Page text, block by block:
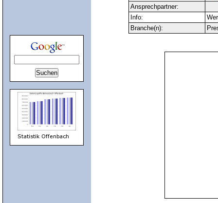
Ansprechpartner:
Info:
Branche(n):